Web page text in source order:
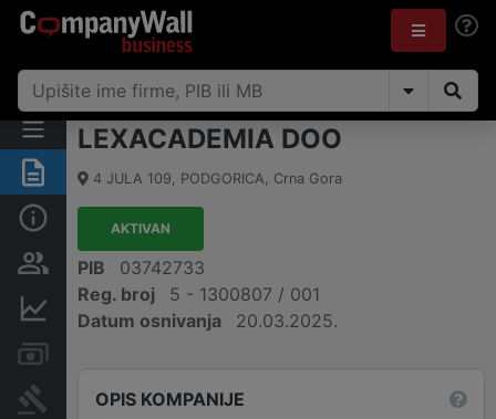
Sažetak
Osobe i vlasništvo
Finansijski podaci
Arhiva sudskih objava
LEXACADEMIA DOO
4 JULA 109, PODGORICA, Crna Gora
AKTIVAN
PIB
03742733
Reg. broj
5 - 1300807 / 001
Datum osnivanja
20.03.2025.
OPIS KOMPANIJE